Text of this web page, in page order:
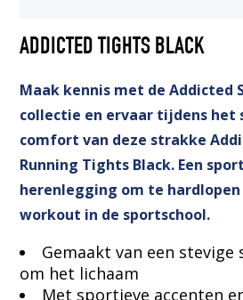
ADDICTED TIGHTS BLACK
Maak kennis met de Addicted
collectie en ervaar tijdens het
comfort van deze strakke
Running Tights Black. Een
herenlegging om te
workout in de sportschool.
Gemaakt van een
om het lichaam
Met sportieve accenten